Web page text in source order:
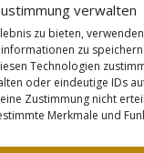
verwalten
zu bieten,
zu
Technologien
oder eindeutige IDs
Zustimmung nicht
Merkmale und
Bauherren.
steuerlichen
Privatpersonen